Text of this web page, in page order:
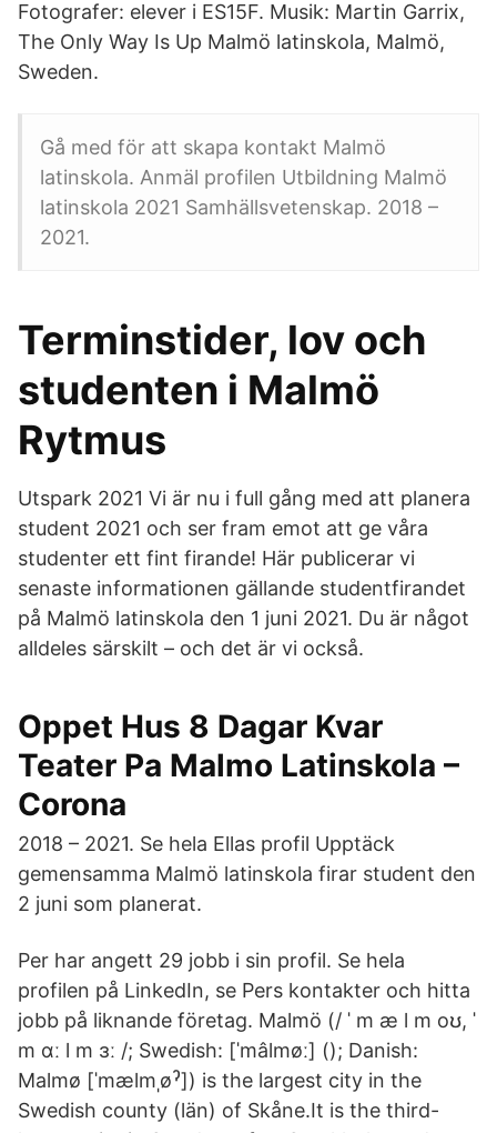
Fotografer: elever i ES15F. Musik: Martin Garrix,
The Only Way Is Up Malmö latinskola, Malmö,
Sweden.
Gå med för att skapa kontakt Malmö
latinskola. Anmäl profilen Utbildning Malmö
latinskola 2021 Samhällsvetenskap. 2018 –
2021.
Terminstider, lov och
studenten i Malmö
Rytmus
Utspark 2021 Vi är nu i full gång med att planera
student 2021 och ser fram emot att ge våra
studenter ett fint firande! Här publicerar vi
senaste informationen gällande studentfirandet
på Malmö latinskola den 1 juni 2021. Du är något
alldeles särskilt – och det är vi också.
Oppet Hus 8 Dagar Kvar
Teater Pa Malmo Latinskola –
Corona
2018 – 2021. Se hela Ellas profil Upptäck
gemensamma Malmö latinskola firar student den
2 juni som planerat.
Per har angett 29 jobb i sin profil. Se hela
profilen på LinkedIn, se Pers kontakter och hitta
jobb på liknande företag. Malmö (/ ˈ m æ l m oʊ, ˈ
m ɑː l m ɜː /; Swedish: [ˈmâlmøː] (); Danish:
Malmø [ˈmælmˌøˀ]) is the largest city in the
Swedish county (län) of Skåne.It is the third-